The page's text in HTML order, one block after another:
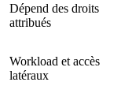
Dépend des droits
attribués
Workload et accès
latéraux